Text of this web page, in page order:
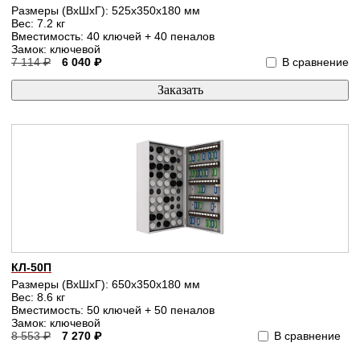
В сравнение
Размеры (ВхШхГ): 525x350x180 мм
Вес: 7.2 кг
Вместимость: 40 ключей + 40 пеналов
Замок: ключевой
7 114 ₽
6 040 ₽
В сравнение
КЛ-50П
Размеры (ВхШхГ): 650x350x180 мм
Вес: 8.6 кг
Вместимость: 50 ключей + 50 пеналов
Замок: ключевой
8 553 ₽
7 270 ₽